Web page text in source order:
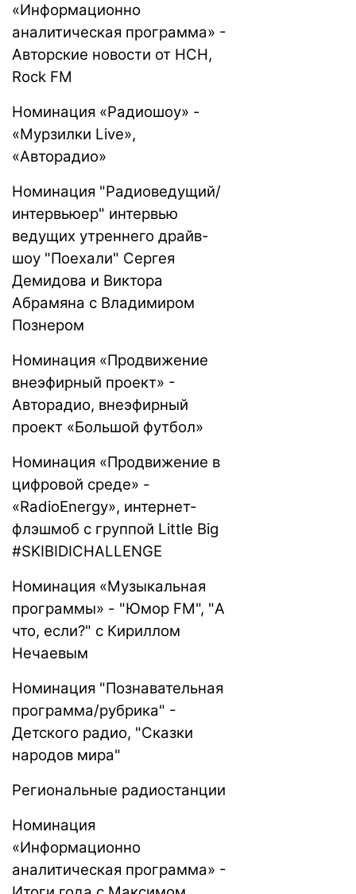
«Информационно
аналитическая программа» -
Авторские новости от НСН,
Rock FM
Номинация «Радиошоу» -
«Мурзилки Live»,
«Авторадио»
Номинация "Радиоведущий/
интервьюер" интервью
ведущих утреннего драйв-
шоу "Поехали" Сергея
Демидова и Виктора
Абрамяна с Владимиром
Познером
Номинация «Продвижение
внеэфирный проект» -
Авторадио, внеэфирный
проект «Большой футбол»
Номинация «Продвижение в
цифровой среде» -
«RadioEnergy», интернет-
флэшмоб с группой Little Big
#SKIBIDICHALLENGE
Номинация «Музыкальная
программы» - "Юмор FM", "А
что, если?" с Кириллом
Нечаевым
Номинация "Познавательная
программа/рубрика" -
Детского радио, "Сказки
народов мира"
Региональные радиостанции
Номинация
«Информационно
аналитическая программа» -